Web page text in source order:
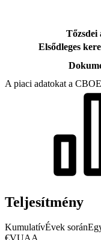
Tőzsdei
Elsődleges
A piaci adatokat a
Teljesítmény
KumulatívÉvek során